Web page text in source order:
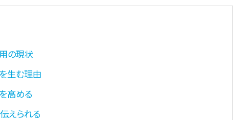
用の現状
生む理由
高める
えられる